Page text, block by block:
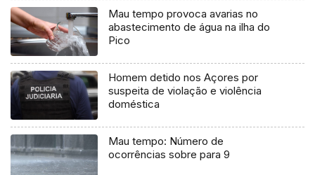
Mau tempo provoca avarias no
abastecimento de água na ilha do
Pico
Homem detido nos Açores por
suspeita de violação e violência
doméstica
Mau tempo: Número de
ocorrências sobre para 9